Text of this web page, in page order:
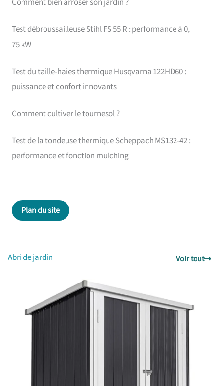
Comment bien arroser son jardin ?
Test débroussailleuse Stihl FS 55 R : performance à 0,
75 kW
Test du taille-haies thermique Husqvarna 122HD60 :
puissance et confort innovants
Comment cultiver le tournesol ?
Test de la tondeuse thermique Scheppach MS132-42 :
performance et fonction mulching
Plan du site
Abri de jardin Voir tout